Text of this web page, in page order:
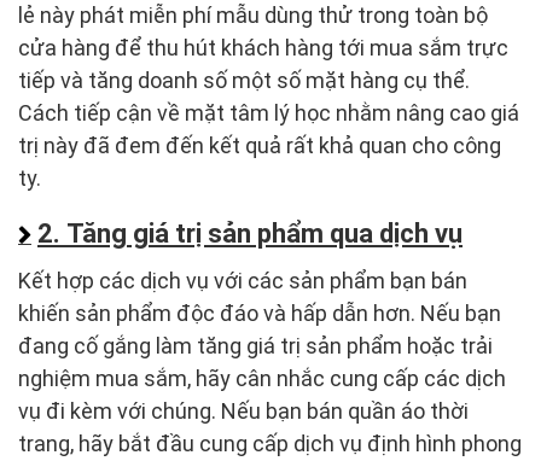
lẻ này phát miễn phí mẫu dùng thử trong toàn bộ
cửa hàng để thu hút khách hàng tới mua sắm trực
tiếp và tăng doanh số một số mặt hàng cụ thể.
Cách tiếp cận về mặt tâm lý học nhằm nâng cao giá
trị này đã đem đến kết quả rất khả quan cho công
ty.
2. Tăng giá trị sản phẩm qua dịch vụ
Kết hợp các dịch vụ với các sản phẩm bạn bán
khiến sản phẩm độc đáo và hấp dẫn hơn. Nếu bạn
đang cố gắng làm tăng giá trị sản phẩm hoặc trải
nghiệm mua sắm, hãy cân nhắc cung cấp các dịch
vụ đi kèm với chúng. Nếu bạn bán quần áo thời
trang, hãy bắt đầu cung cấp dịch vụ định hình phong